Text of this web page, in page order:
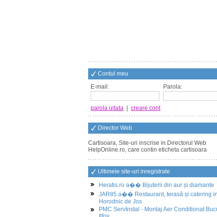
Contul meu
E-mail:
Parola:
parola uitata creare cont
Director Web
Cartisoara, Site-uri inscrise in Directorul Web
HelpOnline.ro, care contin eticheta cartisoara
Ultimele site-uri inregistrate
Heratis.ro a�� Bijuterii din aur și diamante
JAR85 a�� Restaurant, terasă și catering in
Horodnic de Jos
PMC ServInstal - Montaj Aer Conditionat